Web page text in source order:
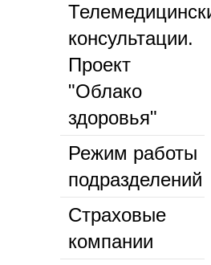
консультации.
Проект
"Облако
здоровья"
Режим работы
подразделений
Страховые
компании